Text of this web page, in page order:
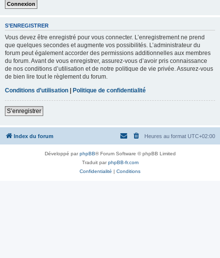
S’ENREGISTRER
Vous devez être enregistré pour vous connecter. L’enregistrement ne prend
que quelques secondes et augmente vos possibilités. L’administrateur du
forum peut également accorder des permissions additionnelles aux membres
du forum. Avant de vous enregistrer, assurez-vous d’avoir pris connaissance
de nos conditions d’utilisation et de notre politique de vie privée. Assurez-vous
de bien lire tout le règlement du forum.
Conditions d’utilisation | Politique de confidentialité
S’enregistrer
Index du forum Heures au format UTC+02:00
Développé parphpBB® Forum Software © phpBB Limited
Traduit parphpBB-fr.com
Confidentialité | Conditions